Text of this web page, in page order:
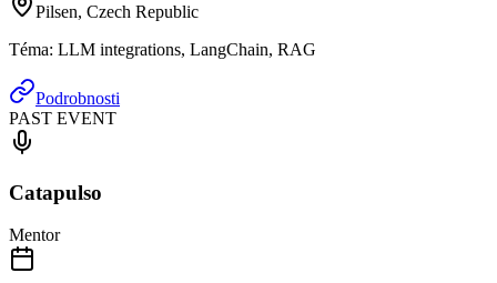
Pilsen, Czech Republic
Téma: LLM integrations, LangChain, RAG
Podrobnosti
PAST EVENT
Catapulso
Mentor